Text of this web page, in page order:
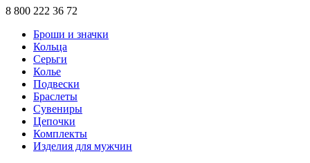
8 800 222 36 72
Броши и значки
Кольца
Серьги
Колье
Подвески
Браслеты
Сувениры
Цепочки
Комплекты
Изделия для мужчин